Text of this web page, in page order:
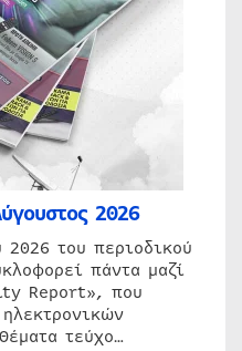
2026
2026 του περιοδικού
πάντα μαζί
Report», που
τεύχο…